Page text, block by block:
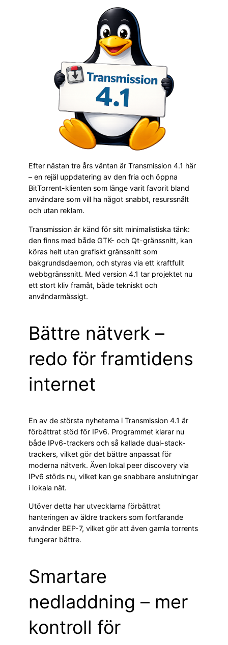
Efter nästan tre års väntan är Transmission 4.1 här
– en rejäl uppdatering av den fria och öppna
BitTorrent-klienten som länge varit favorit bland
användare som vill ha något snabbt, resurssnålt
och utan reklam.
Transmission är känd för sitt minimalistiska tänk:
den finns med både GTK- och Qt-gränssnitt, kan
köras helt utan grafiskt gränssnitt som
bakgrundsdaemon, och styras via ett kraftfullt
webbgränssnitt. Med version 4.1 tar projektet nu
ett stort kliv framåt, både tekniskt och
användarmässigt.
Bättre nätverk –
redo för framtidens
internet
En av de största nyheterna i Transmission 4.1 är
förbättrat stöd för IPv6. Programmet klarar nu
både IPv6-trackers och så kallade dual-stack-
trackers, vilket gör det bättre anpassat för
moderna nätverk. Även lokal peer discovery via
IPv6 stöds nu, vilket kan ge snabbare anslutningar
i lokala nät.
Utöver detta har utvecklarna förbättrat
hanteringen av äldre trackers som fortfarande
använder BEP-7, vilket gör att även gamla torrents
fungerar bättre.
Smartare
nedladdning – mer
kontroll för